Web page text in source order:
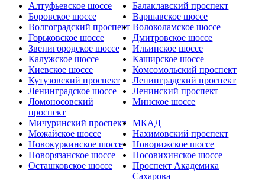
Алтуфьевское шоссе
Балаклавский проспект
Боровское шоссе
Варшавское шоссе
Волгоградский проспект Волоколамское шоссе
Горьковское шоссе
Дмитровское шоссе
Звенигородское шоссе
Ильинское шоссе
Калужское шоссе
Каширское шоссе
Киевское шоссе
Комсомольский проспект
Кутузовский проспект
Ленинградский проспект
Ленинградское шоссе
Ленинский проспект
Ломоносовский
проспект
Минское шоссе
Мичуринский проспект
МКАД
Можайское шоссе
Нахимовский проспект
Новокуркинское шоссе
Новорижское шоссе
Новорязанское шоссе
Носовихинское шоссе
Осташковское шоссе
Проспект Академика
Сахарова